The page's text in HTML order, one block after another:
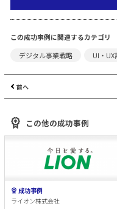
この成功事例に関連するカテゴリ
デジタル事業戦略
UI・UX
前へ
この他の成功事例
成功事例
ライオン株式会社